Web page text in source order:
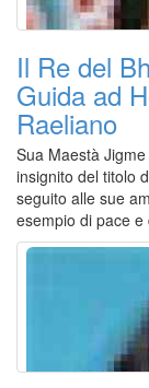
Il Re del
Guida ad
Raeliano
Sua Maestà
insignito del titolo
seguito alle sue
esempio di pace e